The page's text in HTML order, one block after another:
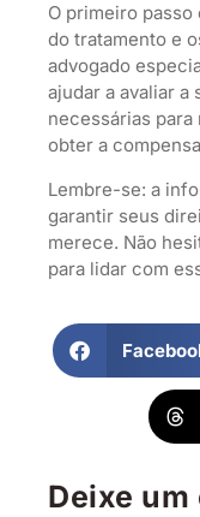
O primeiro
do tratamento e
advogado
ajudar a avaliar a
necessárias
obter a
Lembre-se: a
garantir seus
merece. Não
para lidar com
Deixe